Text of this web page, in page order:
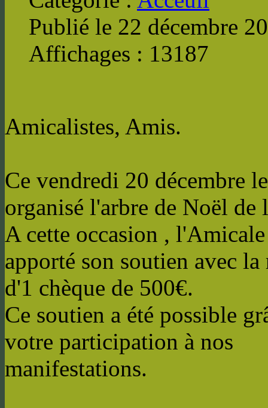
Publié le 22 décembre
Affichages : 13187
Amicalistes, Amis.
Ce vendredi 20 décembre
organisé l'arbre de Noël de
A cette occasion ,
apporté son soutien avec la
d'1 chèque de 500€.
Ce soutien a été possible
votre participation à nos
manifestations.